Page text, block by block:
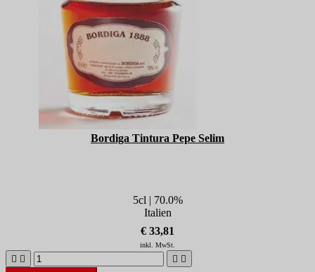
Bordiga Tintura Pepe Selim
5cl | 70.0%
Italien
€ 33,81
inkl. MwSt.
   